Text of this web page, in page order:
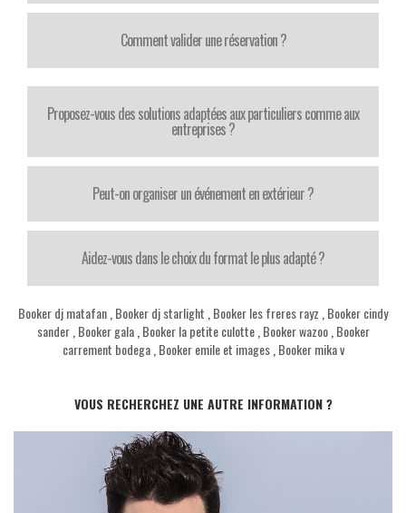
Comment valider une réservation ?
Proposez-vous des solutions adaptées aux particuliers comme aux
entreprises ?
Peut-on organiser un événement en extérieur ?
Aidez-vous dans le choix du format le plus adapté ?
Booker dj matafan Booker dj starlight Booker les freres rayz Booker cindy
sander, Booker gala, Booker la petite culotte, Booker wazoo, Booker
carrement bodega, Booker emile et images, Booker mika v
VOUS RECHERCHEZ UNE AUTRE INFORMATION ?